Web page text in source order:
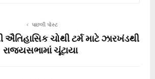
પાછલી પોસ્ટ
ચોથી ટર્મ માટે ઝારખંડથી
રાજ્યસભામાં ચૂંટાયા